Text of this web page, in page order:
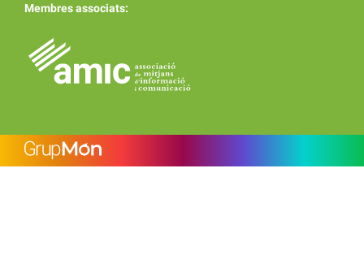
Membres associats: